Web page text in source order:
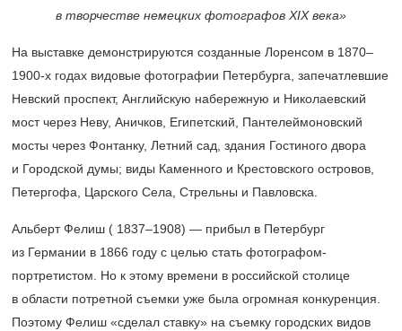
в творчестве немецких фотографов ХIХ века»
На выставке демонстрируются созданные Лоренсом в 1870–
1900-х годах видовые фотографии Петербурга, запечатлевшие
Невский проспект, Английскую набережную и Николаевский
мост через Неву, Аничков, Египетский, Пантелеймоновский
мосты через Фонтанку, Летний сад, здания Гостиного двора
и Городской думы; виды Каменного и Крестовского островов,
Петергофа, Царского Села, Стрельны и Павловска.
Альберт Фелиш ( 1837–1908) — прибыл в Петербург
из Германии в 1866 году с целью стать фотографом-
портретистом. Но к этому времени в российской столице
в области потретной съемки уже была огромная конкуренция.
Поэтому Фелиш «сделал ставку» на съемку городских видов